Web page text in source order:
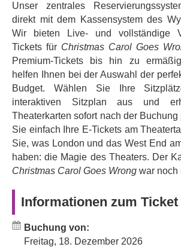
Probleme bremsen die Produktion
während die Cornley-Crew versucht,
Verzögerungen, fehlende
erbitterten Streit um die Hauptrolle
Ergebnis ist, wie nicht anders zu
katastrophal: Die beliebte
Ebeneezer Scrooge wird zerquetscht,
mehr oder weniger zerstört.
kaputtlachen – und Sie werden es
Diese Bühnenproduktion ist vor
Play That Goes Wrong“und„Peter
bekannt und knüpft an ein beliebtes
eroberte und auf BBC iPlayer
Wrong“erlebt weiterhin eine
Londoner Duchess Theatre und wird
Unser zentrales
direkt mit dem Kassensystem des
Wir bieten Live- und vollständige
Tickets für Christmas Carol Goes
Premium-Tickets bis hin zu
helfen Ihnen bei der Auswahl der
Budget. Wählen Sie Ihre
interaktiven Sitzplan aus und
Theaterkarten sofort nach der
Sie einfach Ihre E-Tickets am
Sie, was London und das West End
haben: die Magie des Theaters. Der
Christmas Carol Goes Wrong war noch
Informationen zum Ticket
Buchung von:
Freitag, 18. Dezember 2026